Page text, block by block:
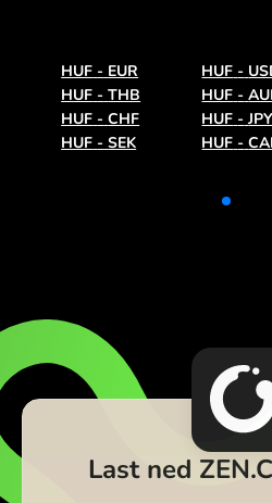
HUF - EUR HUF -
HUF - THB HUF -
HUF - CHF HUF - JPY
HUF - SEK HUF -
Last ned